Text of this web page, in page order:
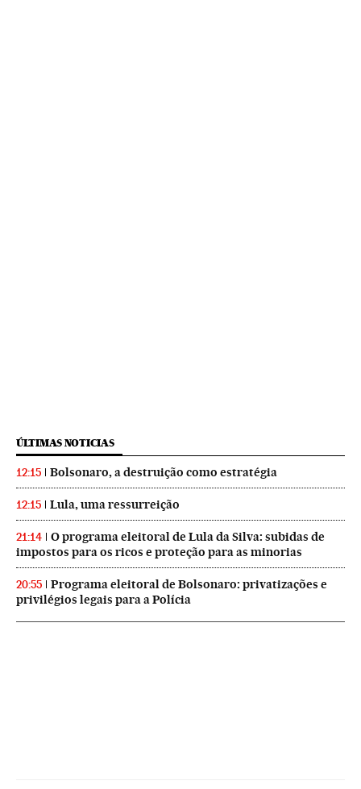
ÚLTIMAS NOTICIAS
12:15 Bolsonaro, a destruição como estratégia
12:15 Lula, uma ressurreição
21:14
O programa eleitoral de Lula da Silva: subidas de
impostos para os ricos e proteção para as minorias
20:55
Programa eleitoral de Bolsonaro: privatizações e
privilégios legais para a Polícia